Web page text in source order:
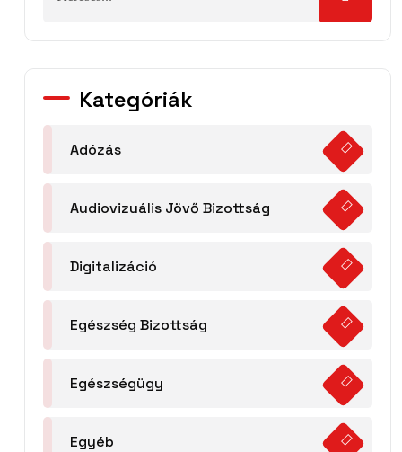
Kategóriák
Adózás
Audiovizuális Jövő Bizottság
Digitalizáció
Egészség Bizottság
Egészségügy
Egyéb